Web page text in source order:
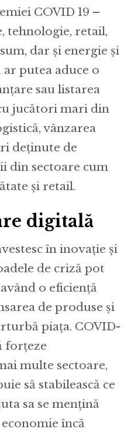
COVID 19 –
tehnologie, retail,
dar și energie și
ar putea aduce o
sau listarea
jucători mari din
vânzarea
deținute de
din sectoare cum
și retail.
digitală
în inovație și
de criză pot
o eficiență
de produse și
piața. COVID-
forțeze
multe sectoare,
să stabilească ce
sa se mențină
încă